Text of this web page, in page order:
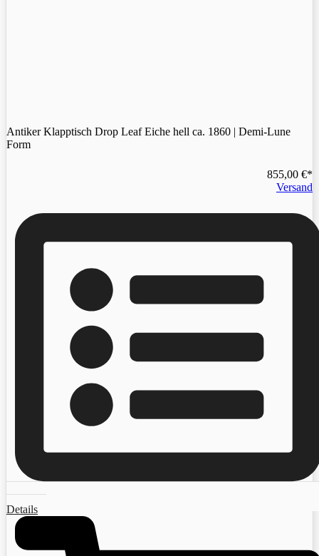
Antiker Klapptisch Drop Leaf Eiche hell ca. 1860 | Demi-Lune
Form
855,00 €
Versand
Details